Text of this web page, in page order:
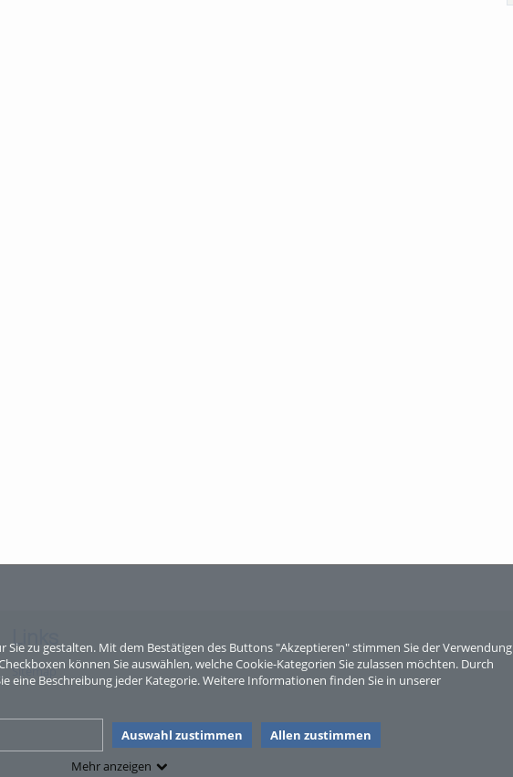
zu gestalten. Mit dem Bestätigen des Buttons "Akzeptieren" stimmen Sie der Verwendung
können Sie auswählen, welche Cookie-Kategorien Sie zulassen möchten. Durch
eine Beschreibung jeder Kategorie. Weitere Informationen finden Sie in unserer
Auswahl zustimmen
Allen zustimmen
Mehr anzeigen
Links
Sitemap